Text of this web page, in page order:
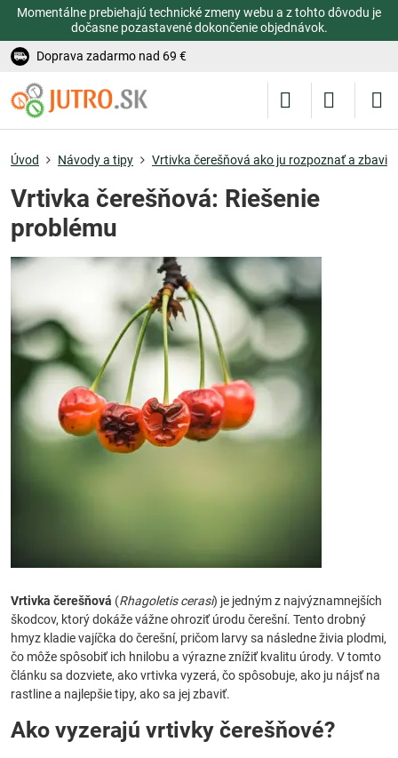
Momentálne prebiehajú technické zmeny webu a z tohto dôvodu je
dočasne pozastavené dokončenie objednávok.
Doprava zadarmo nad 69 €
Úvod Návody a tipy Vrtivka čerešňová ako ju rozpoznať a zbaviť
Vrtivka čerešňová: Riešenie
problému
Vrtivka čerešňová (Rhagoletis cerasi) je jedným z najvýznamnejších
škodcov, ktorý dokáže vážne ohroziť úrodu čerešní. Tento drobný
hmyz kladie vajíčka do čerešní, pričom larvy sa následne živia plodmi,
čo môže spôsobiť ich hnilobu a výrazne znížiť kvalitu úrody. V tomto
článku sa dozviete, ako vrtivka vyzerá, čo spôsobuje, ako ju nájsť na
rastline a najlepšie tipy, ako sa jej zbaviť.
Ako vyzerajú vrtivky čerešňové?